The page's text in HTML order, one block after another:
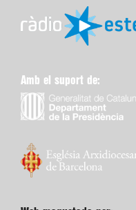
Amb el suport de: